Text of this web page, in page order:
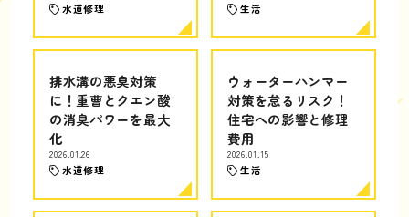
水道修理 生活
排水溝の悪臭対策
に！重曹とクエン酸
の消臭パワーを最大
化
2026.01.26
水道修理
ウォーターハンマー
対策を怠るリスク！
住宅への影響と修理
費用
2026.01.15
生活